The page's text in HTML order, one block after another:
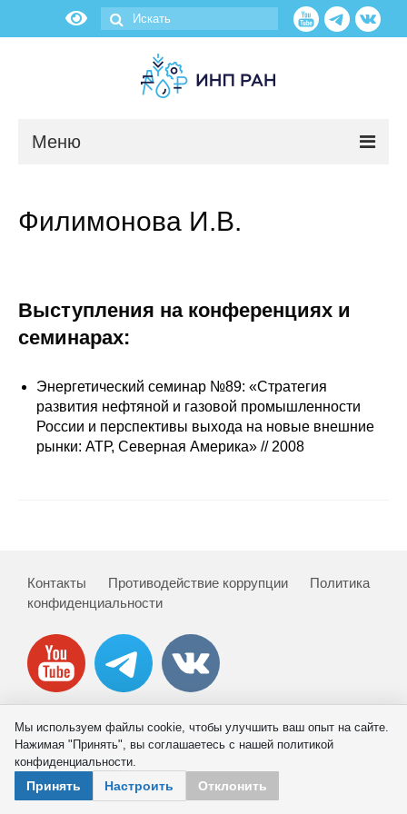
Меню
Научные подразделения
Сотрудники
Отчетность
Публикации
Научная жизнь
Издания
О журнале
Номера журналов
Филимонова И.В.
Выступления на конференциях и
семинарах:
Энергетический семинар №89: «Стратегия
развития нефтяной и газовой промышленности
России и перспективы выхода на новые внешние
рынки: АТР, Северная Америка» // 2008
Контакты Противодействие коррупции
Политика
конфиденциальности
© 2026 ИНП РАН
Мы используем файлы cookie, чтобы улучшить ваш опыт на сайте.
Нажимая "Принять", вы соглашаетесь с нашей политикой
конфиденциальности.
Принять Настроить Отклонить